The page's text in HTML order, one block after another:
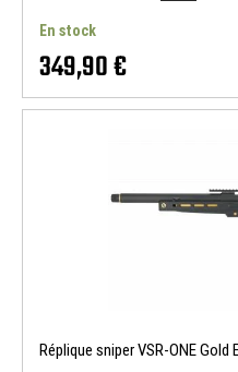
En stock
349,90 €
Réplique sniper VSR-ONE